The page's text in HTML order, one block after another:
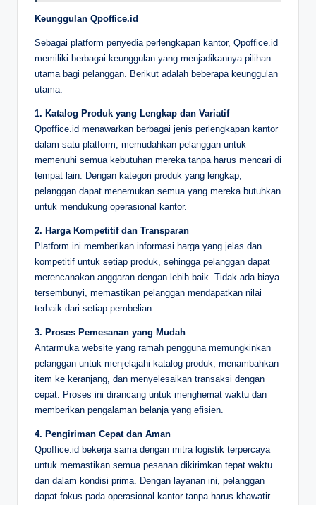
Keunggulan Qpoffice.id
Sebagai platform penyedia perlengkapan kantor, Qpoffice.id
memiliki berbagai keunggulan yang menjadikannya pilihan
utama bagi pelanggan. Berikut adalah beberapa keunggulan
utama:
1. Katalog Produk yang Lengkap dan Variatif
Qpoffice.id menawarkan berbagai jenis perlengkapan kantor
dalam satu platform, memudahkan pelanggan untuk
memenuhi semua kebutuhan mereka tanpa harus mencari di
tempat lain. Dengan kategori produk yang lengkap,
pelanggan dapat menemukan semua yang mereka butuhkan
untuk mendukung operasional kantor.
2. Harga Kompetitif dan Transparan
Platform ini memberikan informasi harga yang jelas dan
kompetitif untuk setiap produk, sehingga pelanggan dapat
merencanakan anggaran dengan lebih baik. Tidak ada biaya
tersembunyi, memastikan pelanggan mendapatkan nilai
terbaik dari setiap pembelian.
3. Proses Pemesanan yang Mudah
Antarmuka website yang ramah pengguna memungkinkan
pelanggan untuk menjelajahi katalog produk, menambahkan
item ke keranjang, dan menyelesaikan transaksi dengan
cepat. Proses ini dirancang untuk menghemat waktu dan
memberikan pengalaman belanja yang efisien.
4. Pengiriman Cepat dan Aman
Qpoffice.id bekerja sama dengan mitra logistik terpercaya
untuk memastikan semua pesanan dikirimkan tepat waktu
dan dalam kondisi prima. Dengan layanan ini, pelanggan
dapat fokus pada operasional kantor tanpa harus khawatir